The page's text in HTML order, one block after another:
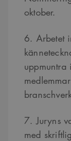
oktober.
6. Arbetet
uppmuntra
7. Juryns
med